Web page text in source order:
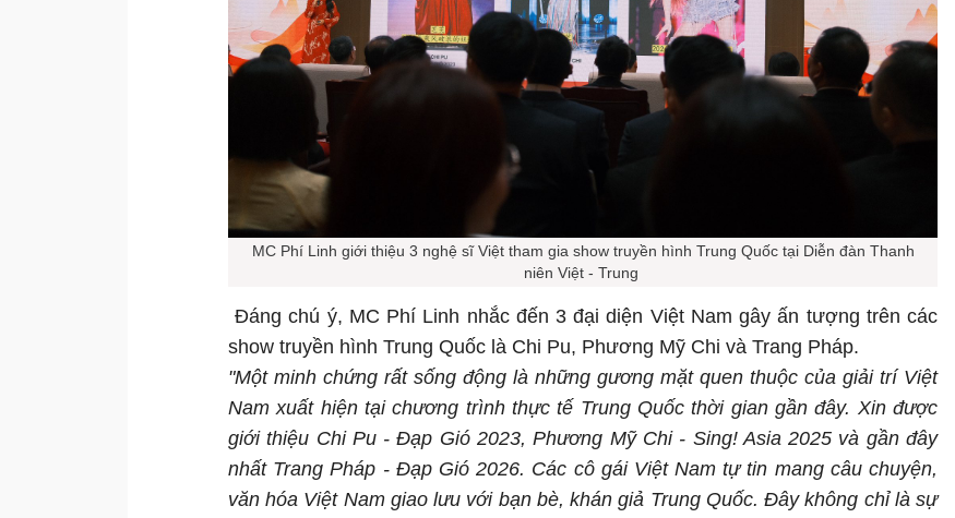
MC Phí Linh giới thiệu 3 nghệ sĩ Việt tham gia show truyền hình Trung Quốc tại Diễn đàn Thanh
niên Việt - Trung
Đáng chú ý, MC Phí Linh nhắc đến 3 đại diện Việt Nam gây ấn tượng trên các
show truyền hình Trung Quốc là Chi Pu, Phương Mỹ Chi và Trang Pháp.
"Một minh chứng rất sống động là những gương mặt quen thuộc của giải trí Việt
Nam xuất hiện tại chương trình thực tế Trung Quốc thời gian gần đây. Xin được
giới thiệu Chi Pu - Đạp Gió 2023, Phương Mỹ Chi - Sing! Asia 2025 và gần đây
nhất Trang Pháp - Đạp Gió 2026. Các cô gái Việt Nam tự tin mang câu chuyện,
văn hóa Việt Nam giao lưu với bạn bè, khán giả Trung Quốc. Đây không chỉ là sự